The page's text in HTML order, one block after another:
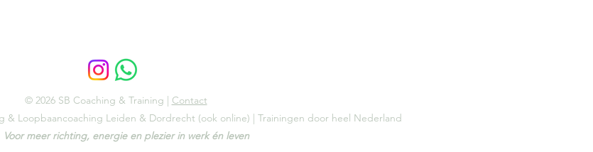
© 2026 SB Coaching & Training | Contact
& Loopbaancoaching Leiden & Dordrecht (ook online) | Trainingen door heel Nederland
Voor meer richting, energie en plezier in werk én leven